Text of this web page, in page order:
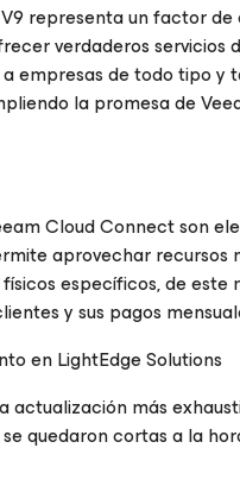
representa un factor
verdaderos servicios
empresas de todo tipo
la promesa de
Cloud Connect son
aprovechar
específicos, de
y sus pagos
en LightEdge Solutions
actualización más
quedaron cortas a la